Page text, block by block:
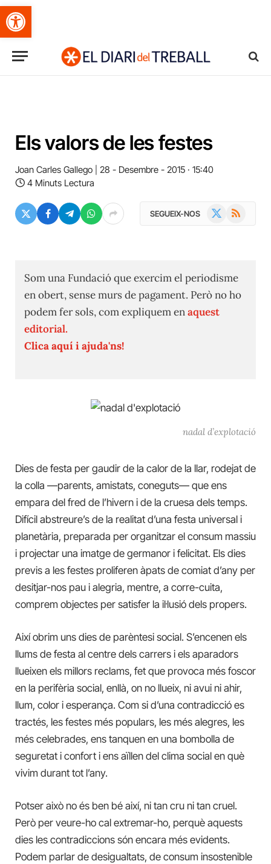
Obre la barra d'eines
Els valors de les festes
Joan Carles Gallego
28 - Desembre - 2015 · 15:40
4 Minuts Lectura
SEGUEIX-NOS RSS
Som una Fundació que exercim el periodisme
en obert, sense murs de pagament. Però no ho
podem fer sols, com expliquem enaquest
editorial.
Clica aquí i ajuda'ns!
nadal d’explotació
Dies de festa per gaudir de la calor de la llar, rodejat de
la colla —parents, amistats, coneguts— que ens
empara del fred de l’hivern i de la cruesa dels temps.
Difícil abstreure’s de la realitat d’una festa universal i
planetària, preparada per organitzar el consum massiu
i projectar una imatge de germanor i felicitat. Els dies
previs a les festes proliferen àpats de comiat d’any per
desitjar-nos pau i alegria, mentre, a corre-cuita,
comprem objectes per satisfer la il·lusió dels propers.
Així obrim uns dies de parèntesi social. S’encenen els
llums de festa al centre dels carrers i els aparadors
llueixen els millors reclams, fet que provoca més foscor
en la perifèria social, enllà, on no llueix, ni avui ni ahir,
llum, color i esperança. Com si d’una contradicció es
tractés, les festes més populars, les més alegres, les
més celebrades, ens tanquen en una bombolla de
seguretat i confort i ens aïllen del clima social en què
vivim durant tot l’any.
Potser això no és ben bé així, ni tan cru ni tan cruel.
Però per veure-ho cal extremar-ho, perquè aquests
dies les contradiccions són encara més evidents.
Podem parlar de desigualtats, de consum insostenible